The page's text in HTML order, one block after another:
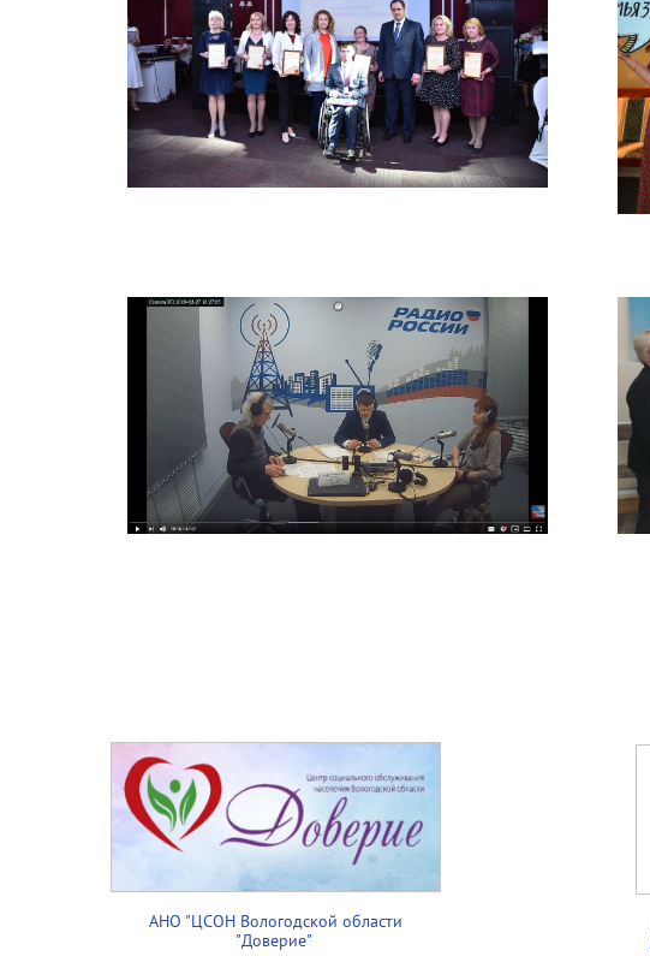
АНО "ЦСОН Вологодской области
"Доверие"